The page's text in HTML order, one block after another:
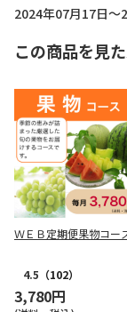
2024年07月17日～
この商品を見
ＷＥＢ定期便果物コー
4.5 （102）
3,780円